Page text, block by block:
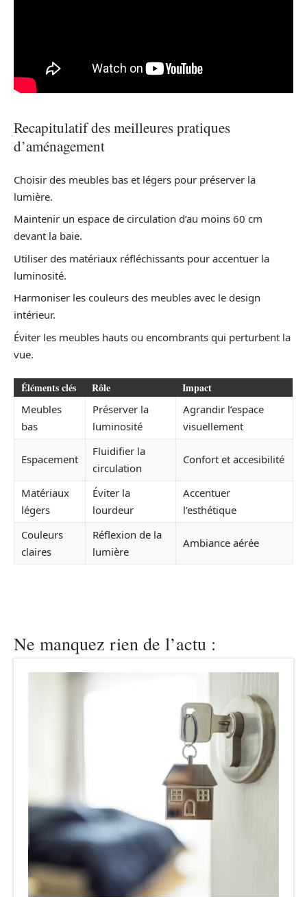
Recapitulatif des meilleures pratiques
d’aménagement
Choisir des meubles bas et légers pour préserver la
lumière.
Maintenir un espace de circulation d’au moins 60 cm
devant la baie.
Utiliser des matériaux réfléchissants pour accentuer la
luminosité.
Harmoniser les couleurs des meubles avec le design
intérieur.
Éviter les meubles hauts ou encombrants qui perturbent la
vue.
Éléments clés Rôle Impact
Meubles
bas
Préserver la
luminosité
Agrandir l’espace
visuellement
Espacement
Fluidifier la
circulation
Confort et accesibilité
Matériaux
légers
Éviter la
lourdeur
Accentuer
l’esthétique
Couleurs
claires
Réflexion de la
lumière
Ambiance aérée
Ne manquez rien de l’actu :